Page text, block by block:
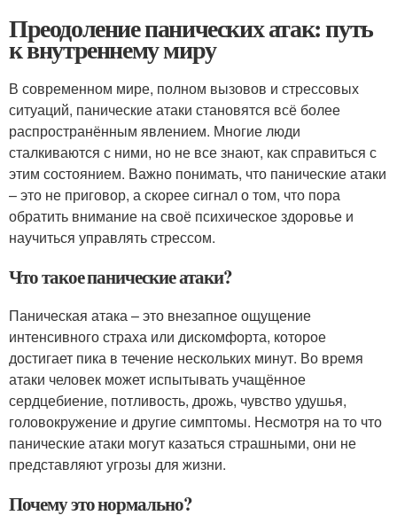
Преодоление панических атак: путь
к внутреннему миру
В современном мире, полном вызовов и стрессовых
ситуаций, панические атаки становятся всё более
распространённым явлением. Многие люди
сталкиваются с ними, но не все знают, как справиться с
этим состоянием. Важно понимать, что панические атаки
– это не приговор, а скорее сигнал о том, что пора
обратить внимание на своё психическое здоровье и
научиться управлять стрессом.
Что такое панические атаки?
Паническая атака – это внезапное ощущение
интенсивного страха или дискомфорта, которое
достигает пика в течение нескольких минут. Во время
атаки человек может испытывать учащённое
сердцебиение, потливость, дрожь, чувство удушья,
головокружение и другие симптомы. Несмотря на то что
панические атаки могут казаться страшными, они не
представляют угрозы для жизни.
Почему это нормально?